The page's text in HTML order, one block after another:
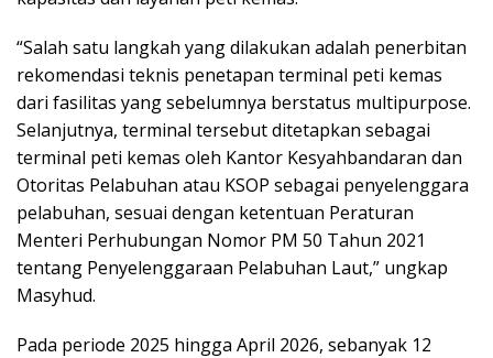
“Salah satu langkah yang dilakukan adalah penerbitan
rekomendasi teknis penetapan terminal peti kemas
dari fasilitas yang sebelumnya berstatus multipurpose.
Selanjutnya, terminal tersebut ditetapkan sebagai
terminal peti kemas oleh Kantor Kesyahbandaran dan
Otoritas Pelabuhan atau KSOP sebagai penyelenggara
pelabuhan, sesuai dengan ketentuan Peraturan
Menteri Perhubungan Nomor PM 50 Tahun 2021
tentang Penyelenggaraan Pelabuhan Laut,” ungkap
Masyhud.
Pada periode 2025 hingga April 2026, sebanyak 12